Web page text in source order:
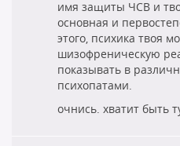
имя защиты ЧСВ и
основная и
этого, психика твоя
шизофреническую
показывать в
психопатами.
очнись. хватит быть